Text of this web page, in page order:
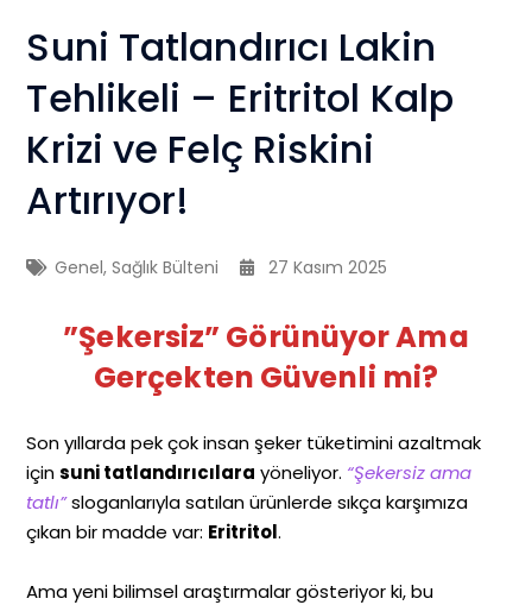
Suni Tatlandırıcı Lakin
Tehlikeli – Eritritol Kalp
Krizi ve Felç Riskini
Artırıyor!
Genel,Sağlık Bülteni 27 Kasım 2025
”Şekersiz” Görünüyor Ama
Gerçekten Güvenli mi?
Son yıllarda pek çok insan şeker tüketimini azaltmak
içinsuni tatlandırıcılara yöneliyor. “Şekersiz ama
tatlı”sloganlarıyla satılan ürünlerde sıkça karşımıza
çıkan bir madde var: Eritritol.
Ama yeni bilimsel araştırmalar gösteriyor ki, bu